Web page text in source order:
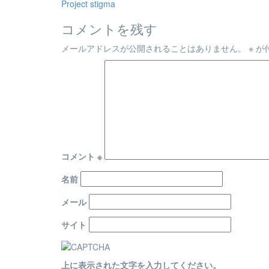
稿
ナ
ビ
ゲ
Project stigma
コメントを残す
メールアドレスが公開されることはありません。 ※ が
コメント ※
名前
メール
サイト
上に表示された文字を入力してください。